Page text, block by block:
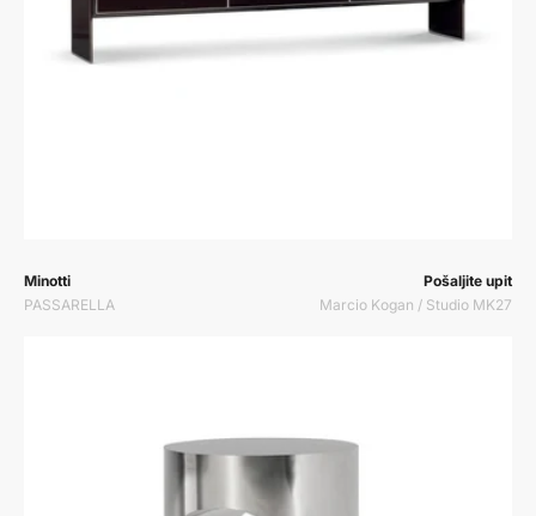
Prodavač:
Minotti
PASSARELLA
Pošaljite upit
Marcio Kogan / Studio MK27